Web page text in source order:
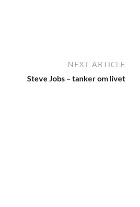
NEXT ARTICLE
Steve Jobs – tanker om livet